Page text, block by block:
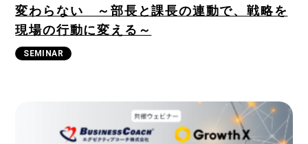
DOWNLOAD
RECRUIT
変わらない ～部長と課長の連動で、戦略を
現場の行動に変える～
SEMINAR